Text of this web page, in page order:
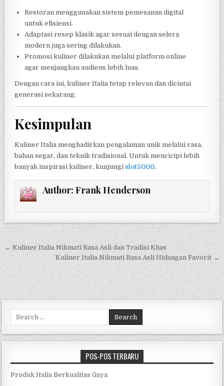
Restoran menggunakan sistem pemesanan digital
untuk efisiensi.
Adaptasi resep klasik agar sesuai dengan selera
modern juga sering dilakukan.
Promosi kuliner dilakukan melalui platform online
agar menjangkau audiens lebih luas.
Dengan cara ini, kuliner Italia tetap relevan dan dicintai
generasi sekarang.
Kesimpulan
Kuliner Italia menghadirkan pengalaman unik melalui rasa,
bahan segar, dan teknik tradisional. Untuk mencicipi lebih
banyak inspirasi kuliner, kunjungi slot5000.
Author: Frank Henderson
Navigasi
pos
← Kuliner Italia Nikmati Rasa Asli dan Tradisi Khas
Kuliner Italia Nikmati Rasa Asli Hidangan Favorit →
for:
POS-POS TERBARU
Produk Italia Berkualitas Gaya